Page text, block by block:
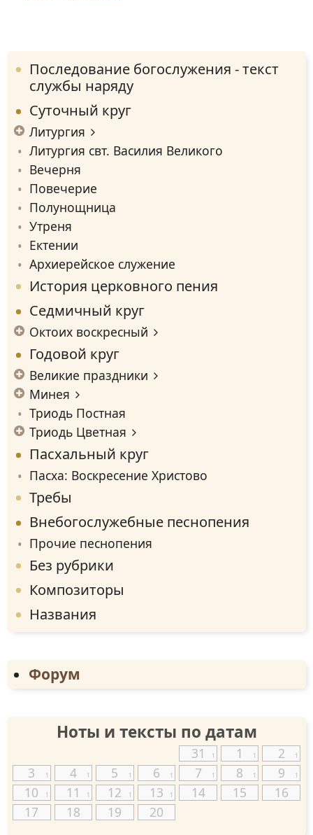
Последование богослужения - текст
службы наряду
Суточный круг
Литургия
Литургия свт. Василия Великого
Вечерня
Повечерие
Полунощница
Утреня
Ектении
Архиерейское служение
История церковного пения
Седмичный круг
Октоих воскресный
Годовой круг
Великие праздники
Минея
Триодь Постная
Триодь Цветная
Пасхальный круг
Пасха: Воскресение Христово
Требы
Внебогослужебные песнопения
Прочие песнопения
Без рубрики
Композиторы
Названия
Форум
Ноты и тексты по датам
31 1 1 1 2 1
3 1 4 1 5 1 6 1 7 1 8 1 9 1
10 1 11 1 12 1 13 1 14 15
16
17
18 19 20